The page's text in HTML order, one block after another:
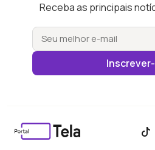
Receba as principais